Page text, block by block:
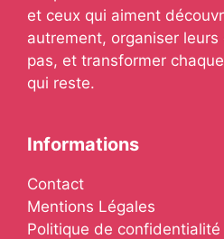
et ceux qui aiment
autrement, organiser
pas, et transformer
qui reste.
Informations
Contact
Mentions Légales
Politique de confidentialité